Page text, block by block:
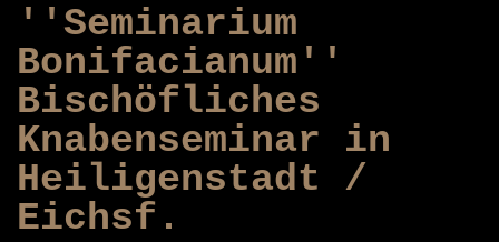
''Seminarium
Bonifacianum''
Bischöfliches
Knabenseminar in
Heiligenstadt /
Eichsf.